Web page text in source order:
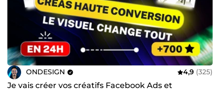
promouvoir efficacement vos produits ou services.
Chaque collaboration repose sur une approche
personnalisée, une communication transparente et une
véritable vision business. Mon objectif n'est pas
simplement de livrer un projet, mais de créer des
solutions digitales qui génèrent de la valeur, des clients
et une croissance durable pour votre activité.
ONDESIGN 4,9 (325)
Je vais créer vos créatifs Facebook Ads et